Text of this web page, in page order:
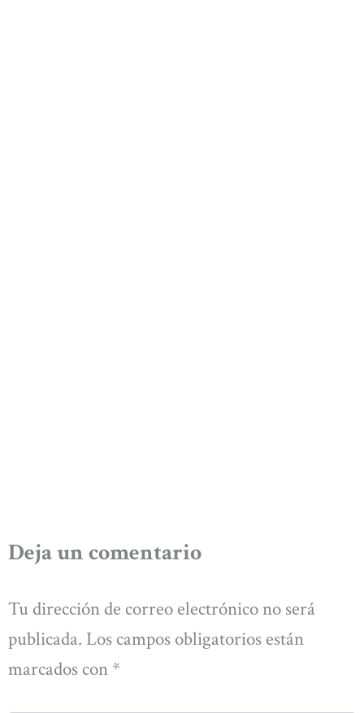
Deja un comentario
Tu dirección de correo electrónico no será
publicada. Los campos obligatorios están
marcados con *